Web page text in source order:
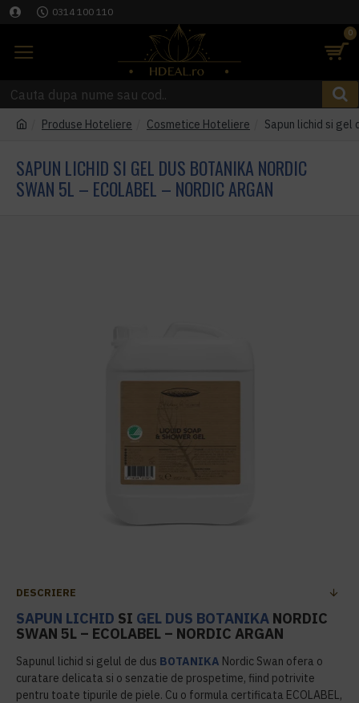
0314 100 110
0
Produse Hoteliere Cosmetice Hoteliere Sapun lichid si gel
SAPUN LICHID SI GEL DUS BOTANIKA NORDIC
SWAN 5L – ECOLABEL – NORDIC ARGAN
DESCRIERE
SAPUN LICHID SI GEL DUS BOTANIKA NORDIC
SWAN 5L – ECOLABEL – NORDIC ARGAN
Sapunul lichid si gelul de dus BOTANIKA Nordic Swan ofera o
curatare delicata si o senzatie de prospetime, fiind potrivite
pentru toate tipurile de piele. Cu o formula certificata ECOLABEL,